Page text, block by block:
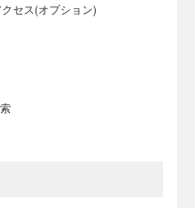
セス(オプション)